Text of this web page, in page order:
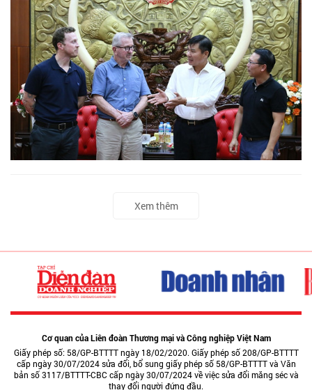
Xem thêm
Cơ quan của Liên đoàn Thương mại và Công nghiệp Việt Nam
Giấy phép số: 58/GP-BTTTT ngày 18/02/2020. Giấy phép số 208/GP-BTTTT
cấp ngày 30/07/2024 sửa đổi, bổ sung giấy phép số 58/GP-BTTTT và Văn
bản số 3117/BTTTT-CBC cấp ngày 30/07/2024 về việc sửa đổi măng séc và
thay đổi người đứng đầu.